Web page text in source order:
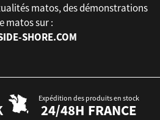
matos, des démonstrations
matos sur :
SHORE.COM
Expédition des produits en stock
24/48H FRANCE